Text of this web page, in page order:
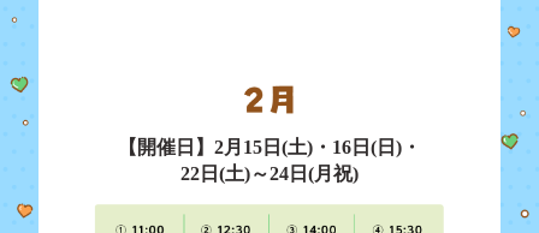
【開催日】2月15日(土)・16日(日)・
22日(土)～24日(月祝)